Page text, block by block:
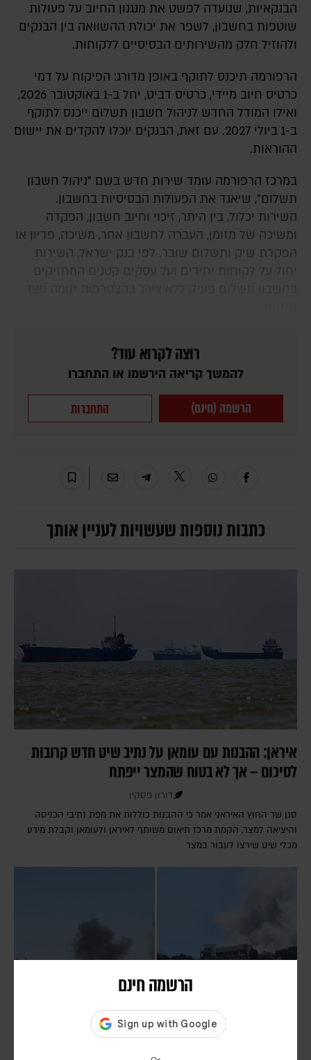
הרשמה חינם
הבנקאיות, שנועדה לפשט את מנגנון החיוב על פעולות
שוטפות בחשבון, לשפר את יכולת ההשוואה בין הבנקים
ולהוזיל חלק מהשירותים הבסיסיים ללקוחות.
הרפורמה תיכנס לתוקף באופן מדורג: הפיקוח על דמי
כרטיס חיוב מיידי, כרטיס דביט, יחל ב-1 באוקטובר 2026,
ואילו המודל החדש לניהול חשבון תשלום ייכנס לתוקף
ב-1 ביולי 2027. עם זאת, הבנקים יוכלו להקדים את יישום
ההוראות.
במרכז הרפורמה עומד שירות חדש בשם "ניהול חשבון
תשלום", שיאגד את הפעולות הבסיסיות בחשבון.
השירות יכלול, בין היתר, זיכוי וחיוב חשבון, הפקדה
ומשיכה של מזומן, העברה לחשבון אחר, משיכה, פדיון או
הפקדת שיק ותשלום שובר. לפי בנק ישראל, השירות
רוצה לקרוא עוד?
להמשך קריאה הירשמו או התחברו
הרשמה (חינם) התחברות
כתבות נוספות שעשויות לעניין אותך
איראן: ההבנות עם עומאן על נתיב שיט חדש קרובות
לסיכום – אך לא בטוח שהמצר ייפתח
דורון פסקין
סגן שר החוץ האיראני אמר כי ההבנות כוללות את מפת נתיבי הכניסה
והיציאה למצר, הקמת מרכז תיאום משותף לאיראן ולעומאן וקבלת מידע
מכלי שיט שירצו לעבור במצר